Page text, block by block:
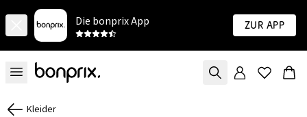
Die bonprix App Zur App
Kleider